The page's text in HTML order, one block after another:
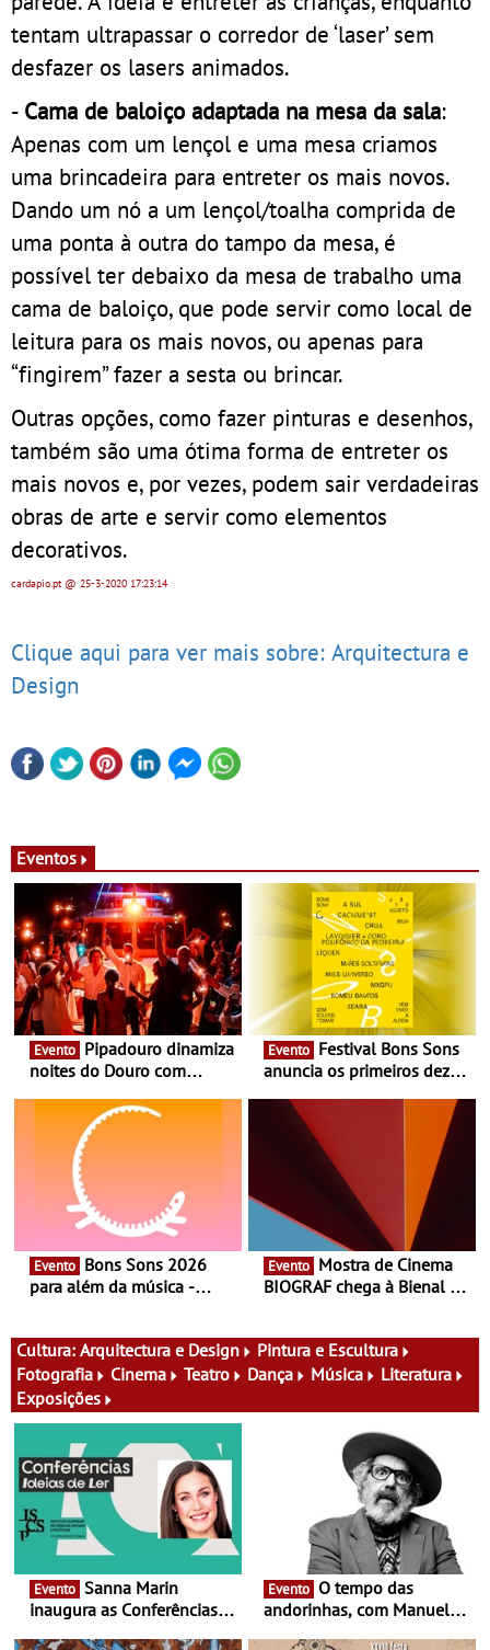
tentam ultrapassar o corredor de ‘laser’ sem
desfazer os lasers animados.
- Cama de baloiço adaptada na mesa da sala:
Apenas com um lençol e uma mesa criamos
uma brincadeira para entreter os mais novos.
Dando um nó a um lençol/toalha comprida de
uma ponta à outra do tampo da mesa, é
possível ter debaixo da mesa de trabalho uma
cama de baloiço, que pode servir como local de
leitura para os mais novos, ou apenas para
“fingirem” fazer a sesta ou brincar.
Outras opções, como fazer pinturas e desenhos,
também são uma ótima forma de entreter os
mais novos e, por vezes, podem sair verdadeiras
obras de arte e servir como elementos
decorativos.
cardapio.pt@ 25-3-2020 17:23:14
Clique aqui para ver mais sobre: Arquitectura e
Design
Eventos
Evento
noites do Douro com
vinho, gastronomia e
música
Evento
anuncia os primeiros dez
Evento
para além da música -
atividades para toda a
família e muito mais
Evento
BIOGRAF chega à Bienal de
fílmico e práticas artísticas
Cultura: Arquitectura e Design
Pintura e Escultura
Fotografia
Cinema Teatro Dança Música
Literatura
Exposições
Evento
inaugura as Conferências
Evento
andorinhas, com Manuel